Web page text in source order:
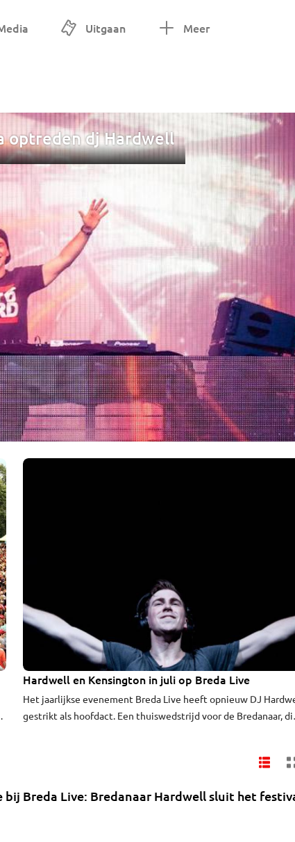
Uitgaan Meer
optreden dj Hardwell
Hardwell en Kensington in juli op Breda Live
Het jaarlijkse evenement Breda Live heeft opnieuw DJ
gestrikt als hoofdact. Een thuiswedstrijd voor de Bredanaar, die
bij Breda Live: Bredanaar Hardwell sluit het